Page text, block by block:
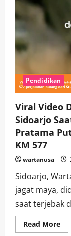
Pendidikan
Viral Video
Sidoarjo
Pratama
KM 577
wartanusa
Sidoarjo,
jagat maya,
saat terjebak
Read More